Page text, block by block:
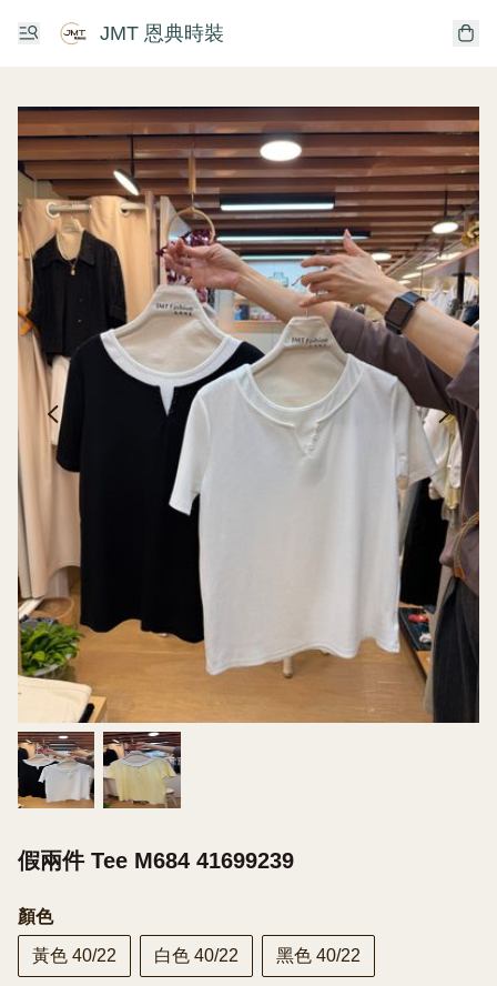
JMT 恩典時裝
假兩件 Tee M684 41699239
顏色
黃色 40/22 白色 40/22 黑色 40/22